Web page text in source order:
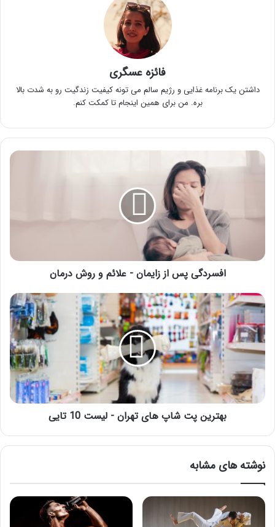
فائزه عسگری
داشتن یک برنامه غذایی و رژیم سالم می تونه کیفیت زندگیت رو به شدت بالا
بره. من برای همین اینجام تا کمکت کنم.
افسردگی
علائم
درمان
افسردگی پس از زایمان - علائم و روش درمان
بهترین
پت
شاپ
های
تهران
-
لیست
تایی
بهترین پت شاپ های تهران - لیست 10 تایی
نوشته های مشابه